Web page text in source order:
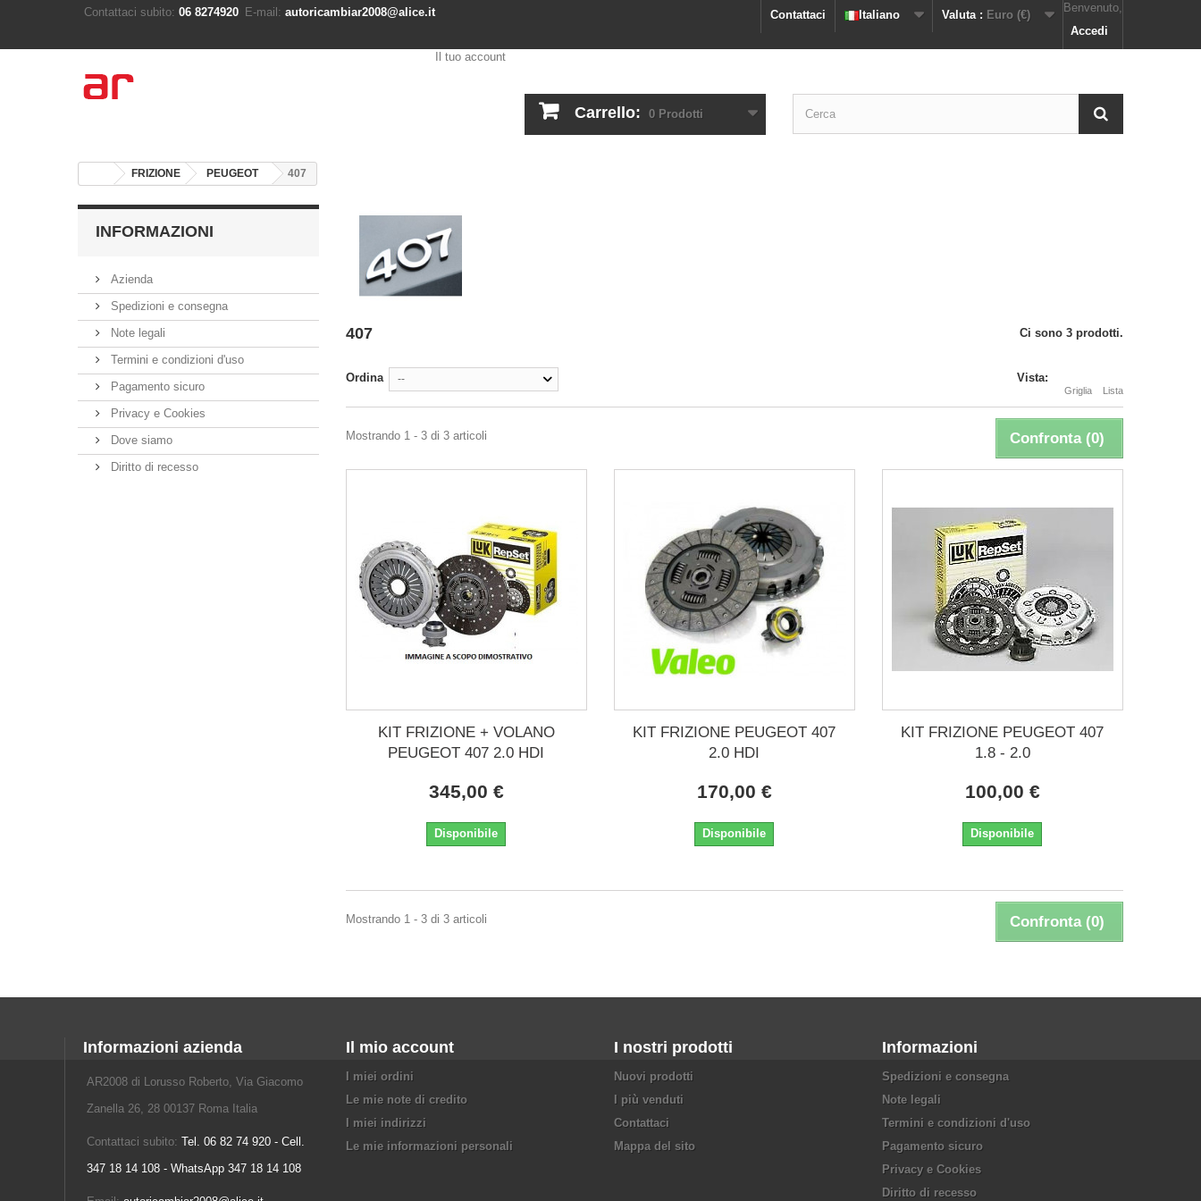
Benvenuto,
Accedi
Valuta : Euro (€)
Italiano
Contattaci
Contattaci subito: 06 8274920 E-mail: autoricambiar2008@alice.it
Carrello: 0 Prodotti
Il tuo account
FRIZIONE PEUGEOT 407
INFORMAZIONI
Azienda
Spedizioni e consegna
Note legali
Termini e condizioni d'uso
Pagamento sicuro
Privacy e Cookies
Dove siamo
Diritto di recesso
407 Ci sono 3 prodotti.
Vista:
Griglia Lista
Ordina --
Confronta (0)
Mostrando 1 - 3 di 3 articoli
KIT FRIZIONE + VOLANO
PEUGEOT 407 2.0 HDI
345,00 €
Disponibile
KIT FRIZIONE PEUGEOT 407
2.0 HDI
170,00 €
Disponibile
KIT FRIZIONE PEUGEOT 407
1.8 - 2.0
100,00 €
Disponibile
Confronta (0)
Mostrando 1 - 3 di 3 articoli
Informazioni azienda
AR2008 di Lorusso Roberto, Via Giacomo
Zanella 26, 28 00137 Roma Italia
Contattaci subito: Tel. 06 82 74 920 - Cell.
347 18 14 108 - WhatsApp 347 18 14 108
Il mio account
I miei ordini
Le mie note di credito
I miei indirizzi
Le mie informazioni personali
I nostri prodotti
Nuovi prodotti
I più venduti
Contattaci
Mappa del sito
Informazioni
Spedizioni e consegna
Note legali
Termini e condizioni d'uso
Pagamento sicuro
Privacy e Cookies
Diritto di recesso